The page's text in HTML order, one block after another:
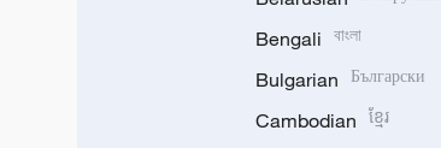
Bengali বাংলা
Bulgarian Български
Cambodian ខ្មែរ